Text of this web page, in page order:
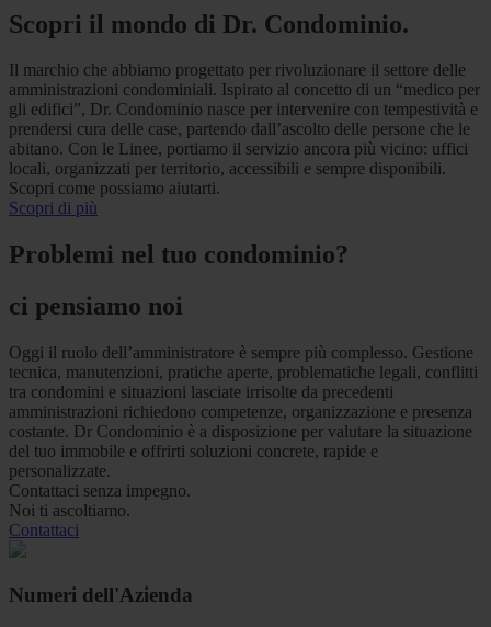
Scopri il mondo di Dr. Condominio.
Il marchio che abbiamo progettato per rivoluzionare il settore delle
amministrazioni condominiali. Ispirato al concetto di un “medico per
gli edifici”, Dr. Condominio nasce per intervenire con tempestività e
prendersi cura delle case, partendo dall’ascolto delle persone che le
abitano. Con le Linee, portiamo il servizio ancora più vicino: uffici
locali, organizzati per territorio, accessibili e sempre disponibili.
Scopri come possiamo aiutarti.
Scopri di più
Problemi nel tuo condominio?
ci pensiamo noi
Oggi il ruolo dell’amministratore è sempre più complesso. Gestione
tecnica, manutenzioni, pratiche aperte, problematiche legali, conflitti
tra condomini e situazioni lasciate irrisolte da precedenti
amministrazioni richiedono competenze, organizzazione e presenza
costante. Dr Condominio è a disposizione per valutare la situazione
del tuo immobile e offrirti soluzioni concrete, rapide e
personalizzate.
Contattaci senza impegno.
Noi ti ascoltiamo.
Contattaci
Numeri dell'Azienda